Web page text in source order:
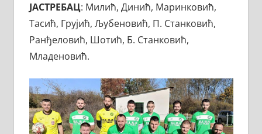
ЈАСТРЕБАЦ: Милић, Динић, Маринковић,
Тасић, Грујић, Љубеновић, П. Станковић,
Ранђеловић, Шотић, Б. Станковић,
Младеновић.